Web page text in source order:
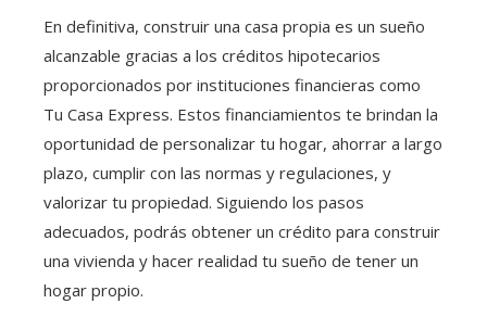
En definitiva, construir una casa propia es un sueño
alcanzable gracias a los créditos hipotecarios
proporcionados por instituciones financieras como
Tu Casa Express. Estos financiamientos te brindan la
oportunidad de personalizar tu hogar, ahorrar a largo
plazo, cumplir con las normas y regulaciones, y
valorizar tu propiedad. Siguiendo los pasos
adecuados, podrás obtener un crédito para construir
una vivienda y hacer realidad tu sueño de tener un
hogar propio.